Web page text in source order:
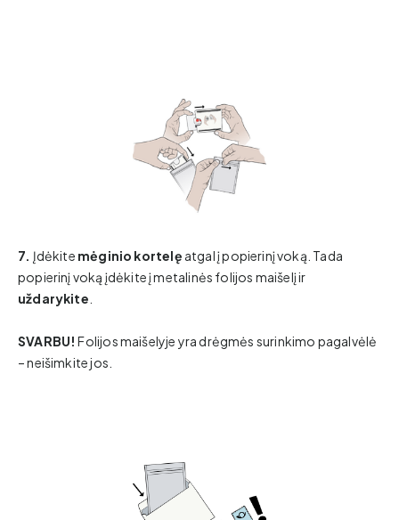
7. Įdėkite mėginio kortelę atgal į popierinį voką. Tada
popierinį voką įdėkite į metalinės folijos maišelį ir
uždarykite
SVARBU! Folijos maišelyje yra drėgmės surinkimo pagalvėlė
– neišimkite jos.